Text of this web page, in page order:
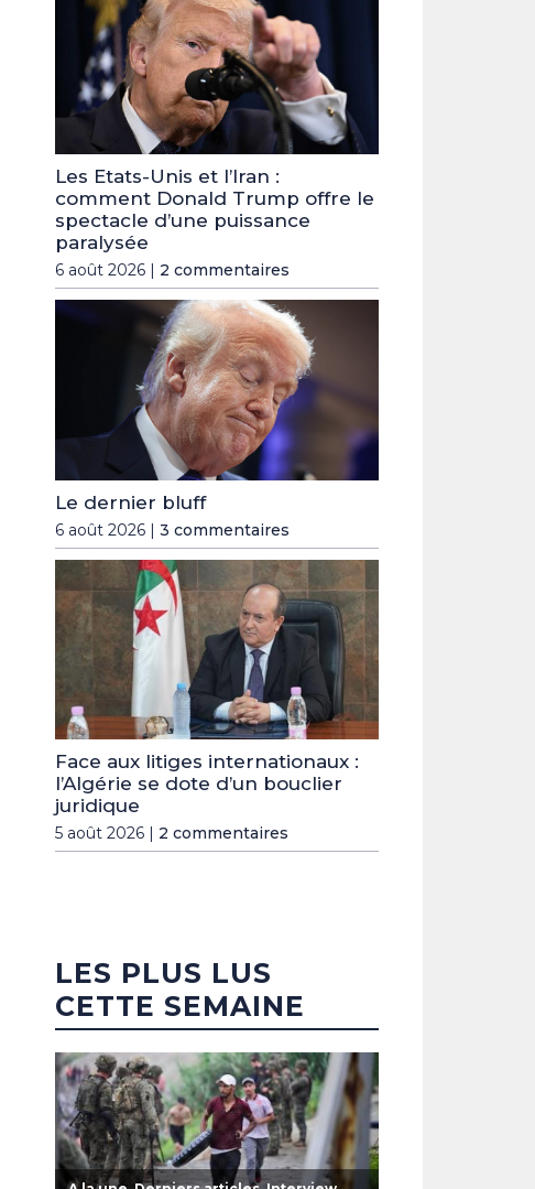
Les Etats-Unis et l’Iran :
comment Donald Trump offre le
spectacle d’une puissance
paralysée
6 août 2026 | 2 commentaires
Le dernier bluff
6 août 2026 | 3 commentaires
Face aux litiges internationaux :
l’Algérie se dote d’un bouclier
juridique
5 août 2026 | 2 commentaires
LES PLUS LUS
CETTE SEMAINE